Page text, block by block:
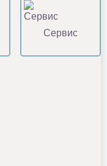
Сервис